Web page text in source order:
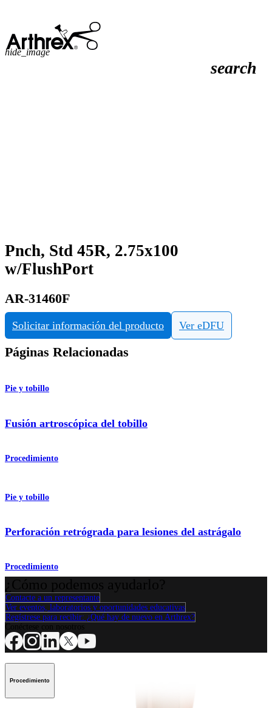
search
hide_image
Pnch, Std 45R, 2.75x100
w/FlushPort
AR-31460F
Solicitar información del producto Ver eDFU
Páginas Relacionadas
Pie y tobillo
Fusión artroscópica del tobillo
Procedimiento
Pie y tobillo
Perforación retrógrada para lesiones del astrágalo
Procedimiento
Contacte a un representante
Ver eventos, laboratorios y oportunidades educativas
Regístrese para recibir: ¿Qué hay de nuevo en Arthrex?
Procedimiento